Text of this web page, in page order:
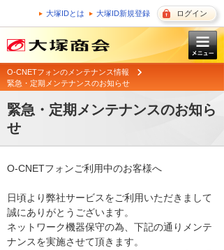
大塚IDとは 大塚ID新規登録 ログイン
O-CNETフォンのメンテナンス情報
緊急・定期メンテナンスのお知らせ
緊急・定期メンテナンスのお知ら
せ
O-CNETフォンご利用中のお客様へ
日頃より弊社サービスをご利用いただきまして
誠にありがとうございます。
ネットワーク機器保守の為、下記の通りメンテ
ナンスを実施させて頂きます。